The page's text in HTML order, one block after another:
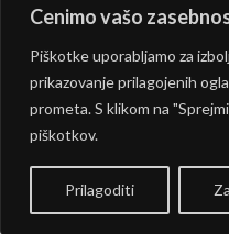
Cenimo vašo
Piškotke uporabljamo za
prikazovanje prilagojenih
prometa. S klikom na
piškotkov.
Prilagoditi
ODPIRALNI ČAS TRGOVINE
Copyright © 2026